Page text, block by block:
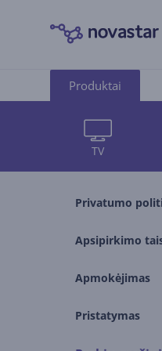
Produktai
TV
Privatumo
Apsipirkimo
Apmokėjimas
Pristatymas